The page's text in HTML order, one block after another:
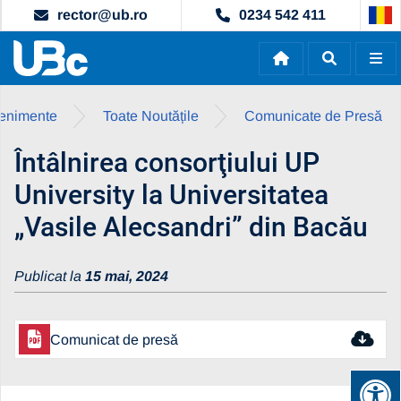
rector@ub.ro 0234 542 411
Toate Noutățile Comunicate de Presă
Întâlnirea consorţiului UP
University la Universitatea
„Vasile Alecsandri” din Bacău
Publicat la 15 mai, 2024
Comunicat de presă